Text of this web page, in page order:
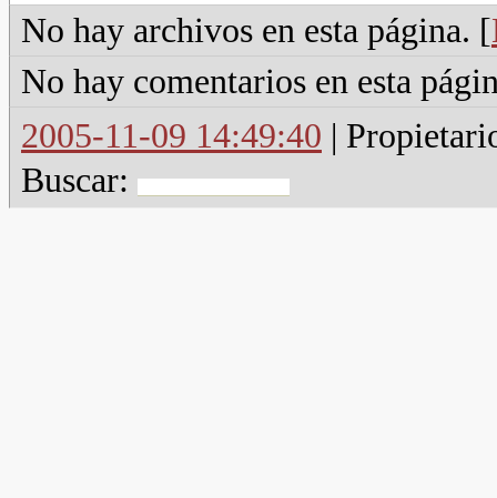
No hay archivos en esta página. [
No hay comentarios en esta
2005-11-09 14:49:40 |
Buscar: